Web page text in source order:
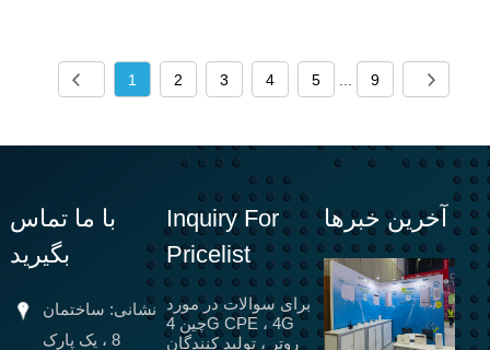
1 2 3 4 5 9
با ما تماس
بگیرید
نشانی: ساختمان
8 ، یک پارک
Inquiry For
Pricelist
برای سوالات در مورد
چین 4G CPE ، 4G
روتر ، تولید کنندگان
آخرین خبرها